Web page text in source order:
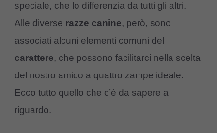
speciale, che lo differenzia da tutti gli altri.
Alle diverse razze canine, però, sono
associati alcuni elementi comuni del
carattere, che possono facilitarci nella scelta
del nostro amico a quattro zampe ideale.
Ecco tutto quello che c’è da sapere a
riguardo.